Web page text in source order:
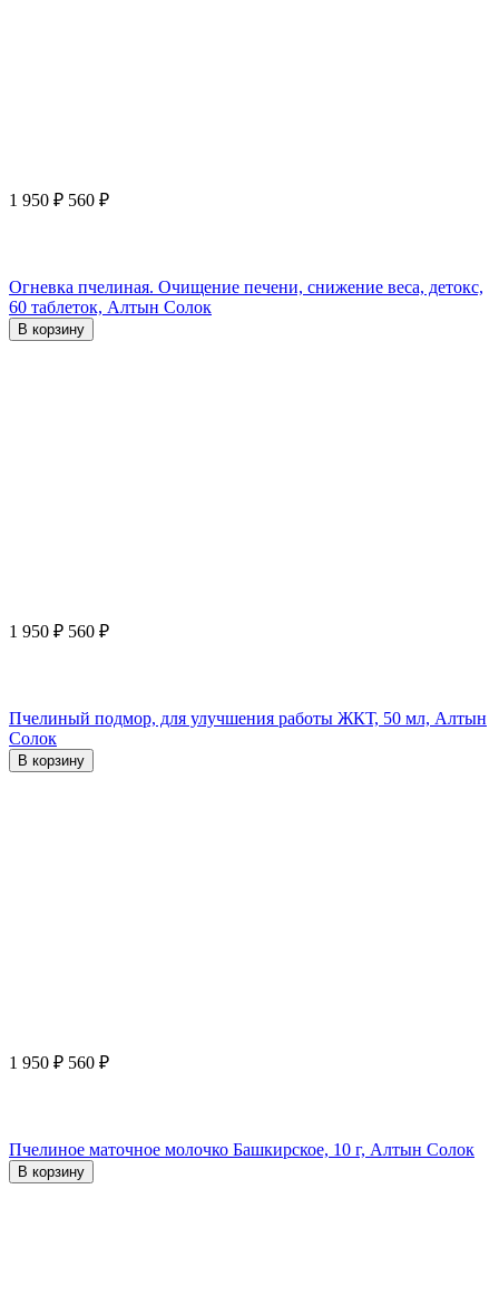
1 950 ₽ 560 ₽
Огневка пчелиная. Очищение печени, снижение веса, детокс,
60 таблеток, Алтын Солок
В корзину
1 950 ₽ 560 ₽
Пчелиный подмор, для улучшения работы ЖКТ, 50 мл, Алтын
Солок
В корзину
1 950 ₽ 560 ₽
Пчелиное маточное молочко Башкирское, 10 г, Алтын Солок
В корзину